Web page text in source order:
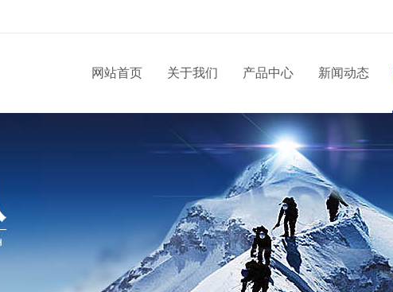
网站首页 关于我们 产品中心 新闻动态